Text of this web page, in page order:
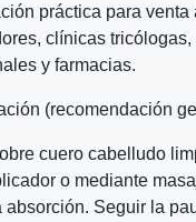
práctica para venta
clínicas tricólogas,
y farmacias.
(recomendación
cuero cabelludo
o mediante
absorción. Seguir la